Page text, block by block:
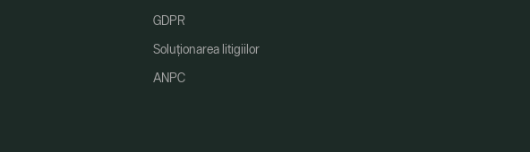
GDPR
Soluționarea litigiilor
ANPC